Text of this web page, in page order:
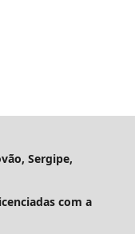
Sergipe,
com a